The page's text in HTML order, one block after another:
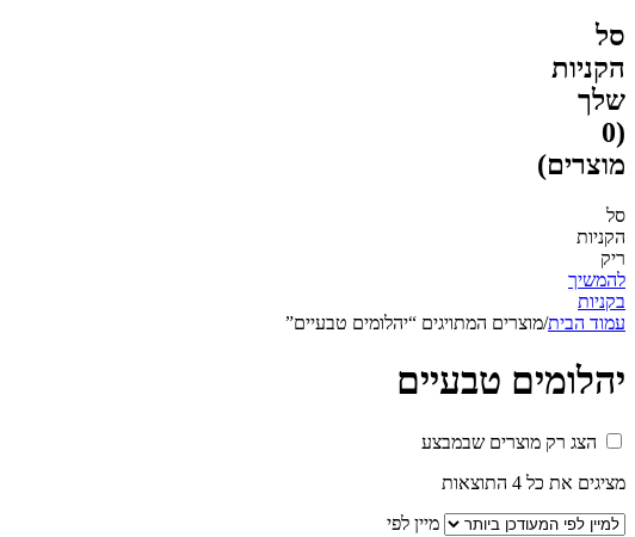
סל
הקניות
שלך
(0
מוצרים)
סל
הקניות
ריק
להמשיך
בקניות
עמוד הבית/מוצרים המתויגים “יהלומים טבעיים”
יהלומים טבעיים
הצג רק מוצרים שבמבצע
מציגים את כל ⁦4⁩ התוצאות
מיין לפי